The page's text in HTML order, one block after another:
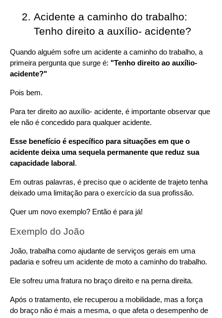
Acidente a caminho do trabalho:
Tenho direito a auxílio- acidente?
Quando alguém sofre um acidente a caminho do trabalho, a
primeira pergunta que surge é: "Tenho direito ao auxílio-
acidente?"
Pois bem.
Para ter direito ao auxílio- acidente, é importante observar que
ele não é concedido para qualquer acidente.
Esse benefício é específico para situações em que o
acidente deixa uma sequela permanente que reduz sua
capacidade laboral .
Em outras palavras, é preciso que o acidente de trajeto tenha
deixado uma limitação para o exercício da sua profissão.
Quer um novo exemplo? Então é para já!
Exemplo do João
João, trabalha como ajudante de serviços gerais em uma
padaria e sofreu um acidente de moto a caminho do trabalho.
Ele sofreu uma fratura no braço direito e na perna direita.
Após o tratamento, ele recuperou a mobilidade, mas a força
do braço não é mais a mesma, o que afeta o desempenho de